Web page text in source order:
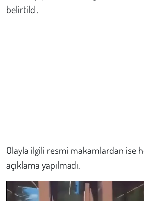
belirtildi.
Olayla ilgili resmi makamlardan ise
açıklama yapılmadı.